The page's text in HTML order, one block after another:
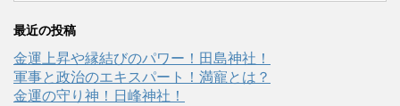
最近の投稿
金運上昇や縁結びのパワー！田島神社！
軍事と政治のエキスパート！満寵とは？
金運の守り神！日峰神社！